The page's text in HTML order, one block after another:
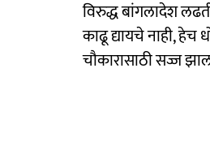
विरुद्ध बांगलादेश
काढू द्यायचे नाही,
चौकारासाठी सज्ज